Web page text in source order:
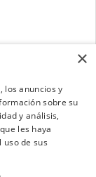
×
los anuncios y
sobre su
y análisis,
les haya
de sus